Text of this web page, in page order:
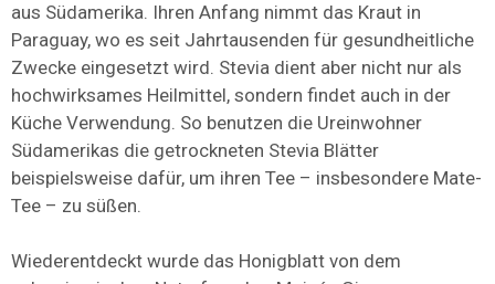
aus Südamerika. Ihren Anfang nimmt das Kraut in
Paraguay, wo es seit Jahrtausenden für gesundheitliche
Zwecke eingesetzt wird. Stevia dient aber nicht nur als
hochwirksames Heilmittel, sondern findet auch in der
Küche Verwendung. So benutzen die Ureinwohner
Südamerikas die getrockneten Stevia Blätter
beispielsweise dafür, um ihren Tee – insbesondere Mate-
Tee – zu süßen.
Wiederentdeckt wurde das Honigblatt von dem